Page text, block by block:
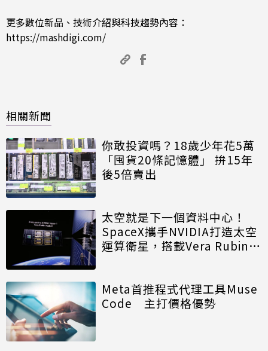
更多數位新品、技術介紹與科技趨勢內容：
https://mashdigi.com/
相關新聞
你敢投資嗎？18歲少年花5萬
「囤貨20條記憶體」 拚15年
後5倍賣出
太空就是下一個資料中心！
SpaceX攜手NVIDIA打造太空
運算衛星，搭載Vera Rubin運
Meta首推程式代理工具Muse
Code 主打價格優勢